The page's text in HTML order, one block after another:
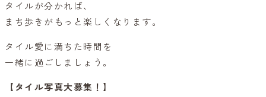
タイルが分かれば、
まち歩きがもっと楽しくなります。
タイル愛に満ちた時間を
一緒に過ごしましょう。
【タイル写真大募集！】